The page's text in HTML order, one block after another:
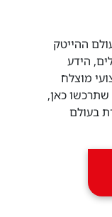
ההייטק
הידע
מוצלח
שתרכשו כאן,
בעולם